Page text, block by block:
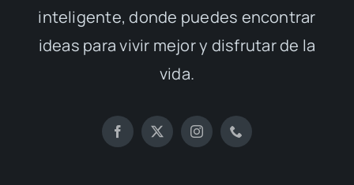
inteligente, donde puedes encontrar
ideas para vivir mejor y disfrutar de la
vida.